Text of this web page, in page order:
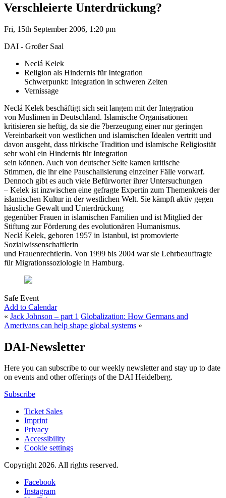
Verschleierte Unterdrückung?
Fri, 15th September 2006, 1:20 pm
DAI - Großer Saal
Neclá Kelek
Religion als Hindernis für Integration
Schwerpunkt: Integration in schweren Zeiten
Vernissage
Neclá Kelek beschäftigt sich seit langem mit der Integration
von Muslimen in Deutschland. Islamische Organisationen
kritisieren sie heftig, da sie die ?berzeugung einer nur geringen
Vereinbarkeit von westlichen und islamischen Idealen vertritt und
davon ausgeht, dass türkische Tradition und islamische Religiosität
sehr wohl ein Hindernis für Integration
sein können. Auch von deutscher Seite kamen kritische
Stimmen, die ihr eine Pauschalisierung einzelner Fälle vorwarf.
Dennoch gibt es auch viele Befürworter ihrer Untersuchungen
– Kelek ist inzwischen eine gefragte Expertin zum Themenkreis der
islamischen Kultur in der westlichen Welt. Sie kämpft aktiv gegen
häusliche Gewalt und Unterdrückung
gegenüber Frauen in islamischen Familien und ist Mitglied der
Stiftung zur Förderung des evolutionären Humanismus.
Neclá Kelek, geboren 1957 in Istanbul, ist promovierte
Sozialwissenschaftlerin
und Frauenrechtlerin. Von 1999 bis 2004 war sie Lehrbeauftragte
für Migrationssoziologie in Hamburg.
Safe Event
Add to Calendar
« Jack Johnson – part 1 Globalization: How Germans and
Amerivans can help shape global systems »
DAI-Newsletter
Here you can subscribe to our weekly newsletter and stay up to date
on events and other offerings of the DAI Heidelberg.
Subscribe
Ticket Sales
Imprint
Privacy
Accessibility
Cookie settings
Copyright 2026. All rights reserved.
Facebook
Instagram